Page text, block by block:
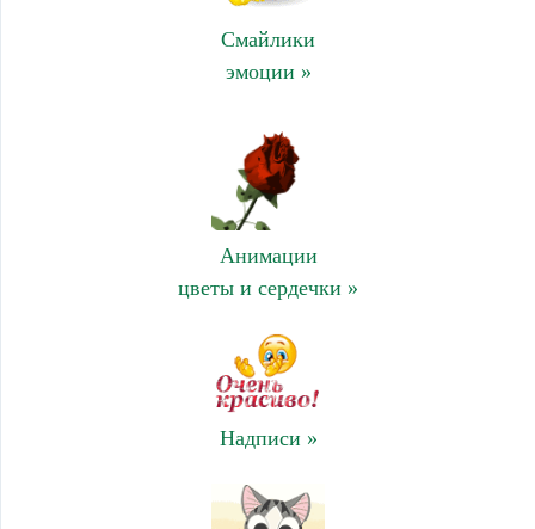
Смайлики
эмоции »
Анимации
цветы и сердечки »
Надписи »